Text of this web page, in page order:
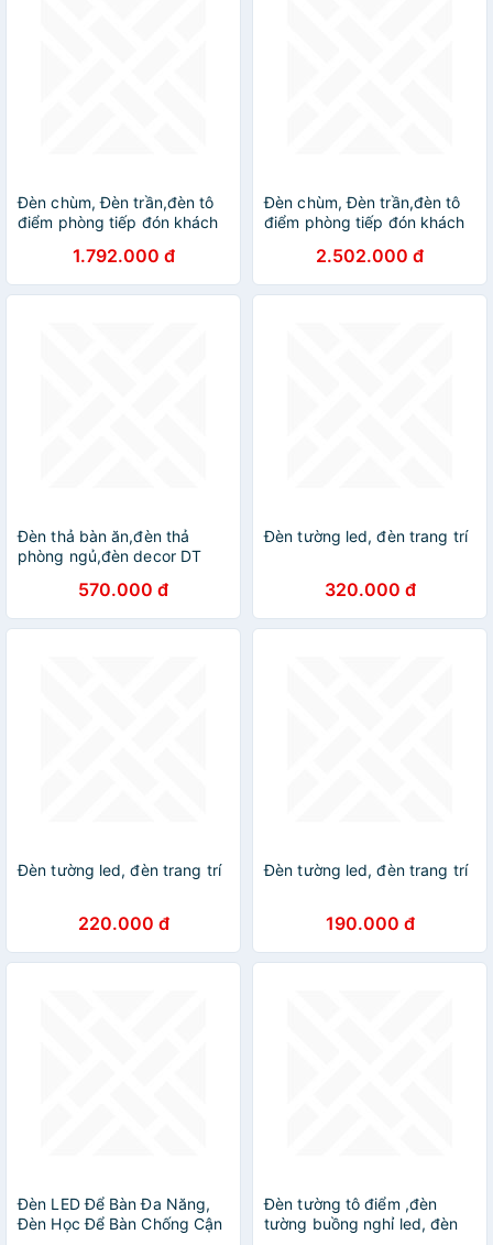
Đèn chùm, Đèn trần,đèn tô
điểm phòng tiếp đón khách
1.792.000 đ
Đèn chùm, Đèn trần,đèn tô
điểm phòng tiếp đón khách
2.502.000 đ
Đèn thả bàn ăn,đèn thả
phòng ngủ,đèn decor DT
570.000 đ
Đèn tường led, đèn trang trí
320.000 đ
Đèn tường led, đèn trang trí
220.000 đ
Đèn tường led, đèn trang trí
190.000 đ
Đèn LED Để Bàn Đa Năng,
Đèn Học Để Bàn Chống Cận
Đèn tường tô điểm ,đèn
tường buồng nghỉ led, đèn